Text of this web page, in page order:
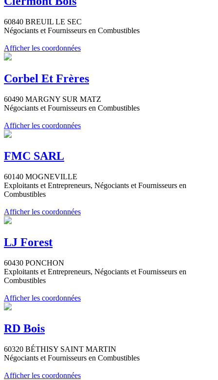
60840 BREUIL LE SEC
Négociants et Fournisseurs en Combustibles
Afficher les coordonnées
Corbel Et Frères
60490 MARGNY SUR MATZ
Négociants et Fournisseurs en Combustibles
Afficher les coordonnées
FMC SARL
60140 MOGNEVILLE
Exploitants et Entrepreneurs, Négociants et Fournisseurs en
Combustibles
Afficher les coordonnées
LJ Forest
60430 PONCHON
Exploitants et Entrepreneurs, Négociants et Fournisseurs en
Combustibles
Afficher les coordonnées
RD Bois
60320 BÉTHISY SAINT MARTIN
Négociants et Fournisseurs en Combustibles
Afficher les coordonnées